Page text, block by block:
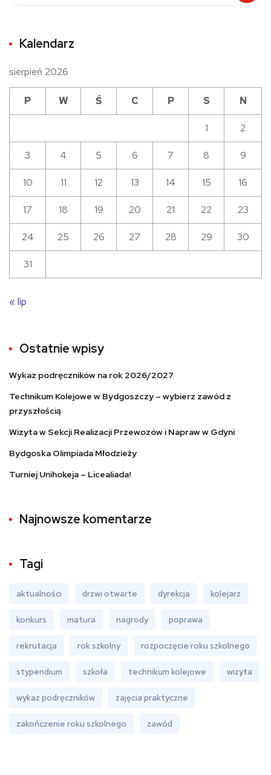
Kalendarz
sierpień 2026
P W Ś C P S N
1 2
3 4 5 6 7 8 9
10 11 12 13 14 15 16
17 18 19 20 21 22 23
24 25 26 27 28 29 30
31
« lip
Ostatnie wpisy
Wykaz podręczników na rok 2026/2027
Technikum Kolejowe w Bydgoszczy – wybierz zawód z
przyszłością
Wizyta w Sekcji Realizacji Przewozów i Napraw w Gdyni
Bydgoska Olimpiada Młodzieży
Turniej Unihokeja – Licealiada!
Najnowsze komentarze
Tagi
aktualności drzwi otwarte dyrekcja kolejarz
konkurs matura nagrody poprawa
rekrutacja rok szkolny rozpoczęcie roku szkolnego
stypendium szkoła technikum kolejowe wizyta
wykaz podręczników zajęcia praktyczne
zakończenie roku szkolnego zawód